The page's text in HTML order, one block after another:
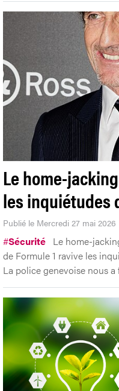
Le home-
les inquiétudes
Publié le Mercredi 27 mai 2026
#Sécurité Le home-
de Formule 1 ravive les
La police genevoise nous